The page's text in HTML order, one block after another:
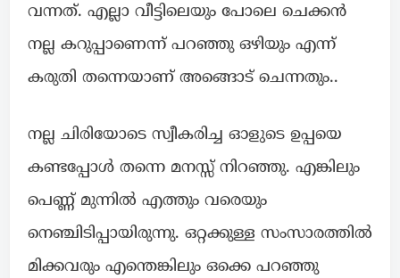
വന്നത്. എല്ലാ വീട്ടിലെയും പോലെ ചെക്കൻ
നല്ല കറുപ്പാണെന്ന് പറഞ്ഞു ഒഴിയും എന്ന്
കരുതി തന്നെയാണ് അങ്ങൊട് ചെന്നതും..
നല്ല ചിരിയോടെ സ്വീകരിച്ച ഓളുടെ ഉപ്പയെ
കണ്ടപ്പോൾ തന്നെ മനസ്സ് നിറഞ്ഞു. എങ്കിലും
പെണ്ണ് മുന്നിൽ എത്തും വരെയും
നെഞ്ചിടിപ്പായിരുന്നു. ഒറ്റക്കുള്ള സംസാരത്തിൽ
മിക്കവരും എന്തെങ്കിലും ഒക്കെ പറഞ്ഞു